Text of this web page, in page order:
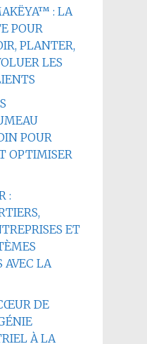
: LA
POUR
PLANTER,
LES
POUR
OPTIMISER
:
ET
AVEC LA
DE
À LA